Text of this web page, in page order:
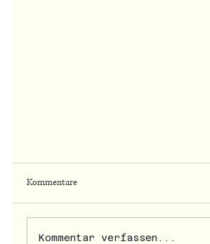
Kommentare
Kommentar verfassen...